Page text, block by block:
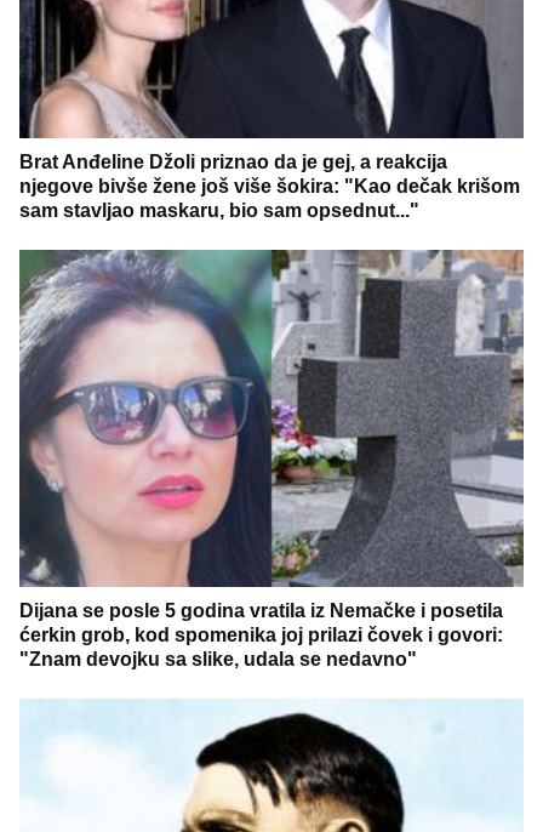
Brat Anđeline Džoli priznao da je gej, a reakcija
njegove bivše žene još više šokira: "Kao dečak krišom
sam stavljao maskaru, bio sam opsednut..."
Dijana se posle 5 godina vratila iz Nemačke i posetila
ćerkin grob, kod spomenika joj prilazi čovek i govori:
"Znam devojku sa slike, udala se nedavno"